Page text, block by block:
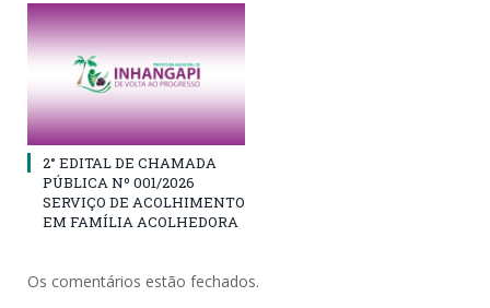
2° EDITAL DE CHAMADA
PÚBLICA Nº 001/2026
SERVIÇO DE ACOLHIMENTO
EM FAMÍLIA ACOLHEDORA
Os comentários estão fechados.